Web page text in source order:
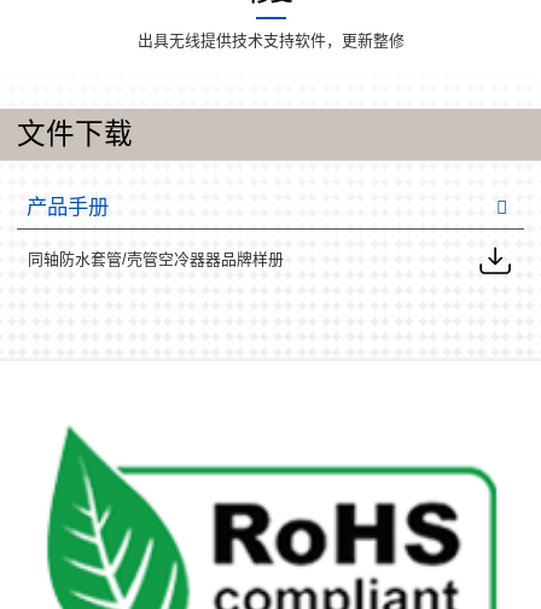
出具无线提供技术支持软件，更新整修
文件下载
产品手册
同轴防水套管/壳管空冷器器品牌样册